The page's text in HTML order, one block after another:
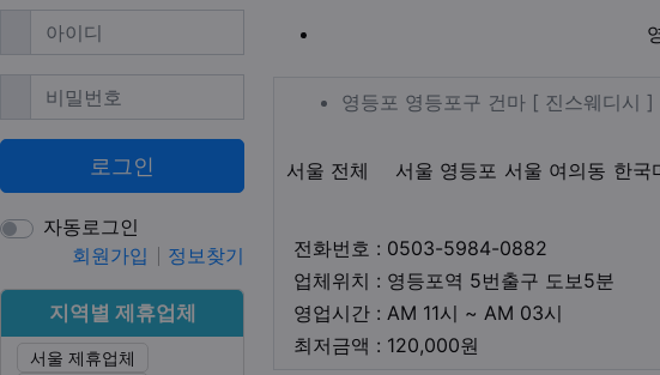
영등포 영등포동
업체 정보
영등포 영등포구
영등포 영등포구 건마 [ 진스웨디시
서울 전체 서울 영등포 서울 여의동
지역1 한국
테마
전화번호 : 0503-5984-0882
업체위치 : 영등포역 5번출구 도보5분
영업시간 : AM 11시 ~ AM 03시
최저금액 : 120,000원
아이디 필수
비밀번호필수
로그인
자동로그인
회원가입
정보찾기
지역별 제휴업체
서울 제휴업체